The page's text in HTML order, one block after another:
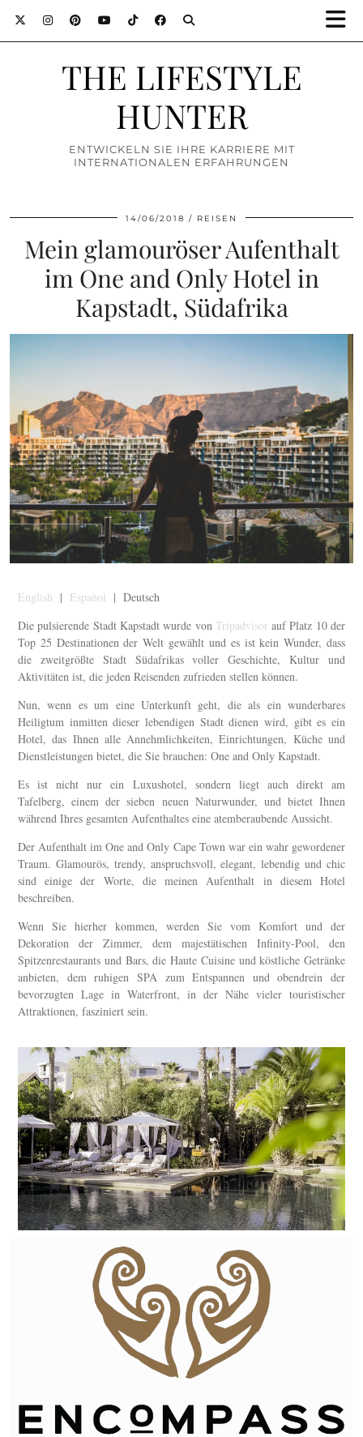
THE LIFESTYLE
HUNTER
ENTWICKELN SIE IHRE KARRIERE MIT
INTERNATIONALEN ERFAHRUNGEN
14/06/2018 REISEN
Mein glamouröser Aufenthalt
im One and Only Hotel in
Kapstadt, Südafrika
English | Español | Deutsch
Die pulsierende Stadt Kapstadt wurde von Tripadvisor auf Platz 10 der
Top 25 Destinationen der Welt gewählt und es ist kein Wunder, dass
die zweitgrößte Stadt Südafrikas voller Geschichte, Kultur und
Aktivitäten ist, die jeden Reisenden zufrieden stellen können.
Nun, wenn es um eine Unterkunft geht, die als ein wunderbares
Heiligtum inmitten dieser lebendigen Stadt dienen wird, gibt es ein
Hotel, das Ihnen alle Annehmlichkeiten, Einrichtungen, Küche und
Dienstleistungen bietet, die Sie brauchen: One and Only Kapstadt.
Es ist nicht nur ein Luxushotel, sondern liegt auch direkt am
Tafelberg, einem der sieben neuen Naturwunder, und bietet Ihnen
während Ihres gesamten Aufenthaltes eine atemberaubende Aussicht.
Der Aufenthalt im One and Only Cape Town war ein wahr gewordener
Traum. Glamourös, trendy, anspruchsvoll, elegant, lebendig und chic
sind einige der Worte, die meinen Aufenthalt in diesem Hotel
beschreiben.
Wenn Sie hierher kommen, werden Sie vom Komfort und der
Dekoration der Zimmer, dem majestätischen Infinity-Pool, den
Spitzenrestaurants und Bars, die Haute Cuisine und köstliche Getränke
anbieten, dem ruhigen SPA zum Entspannen und obendrein der
bevorzugten Lage in Waterfront, in der Nähe vieler touristischer
Attraktionen, fasziniert sein.